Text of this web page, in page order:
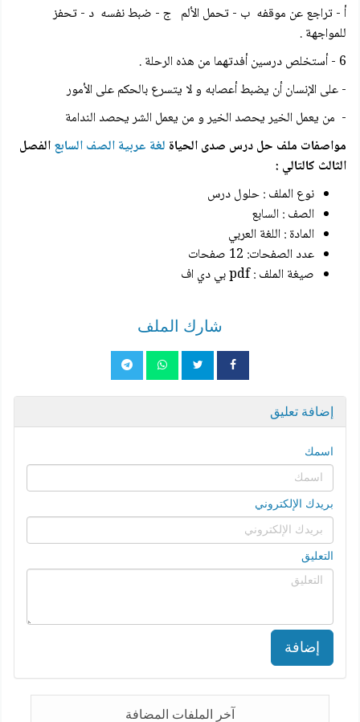
أ - تراجع عن موقفه ب - تحمل الألم ج - ضبط نفسه د - تحفز
للمواجهة .
6 - أستخلص درسين أفدتهما من هذه الرحلة .
- على الإنسان أن يضبط أعصابه و لا يتسرع بالحكم على الأمور
- من يعمل الخير يحصد الخير و من يعمل الشر يحصد الندامة
مواصفات ملف حل درس صدى الحياة لغة عربية الصف السابعالفصل
الثالث كالتالي :
نوع الملف : حلول درس
الصف : السابع
المادة : اللغة العربي
عدد الصفحات: 12 صفحات
صيغة الملف : pdf بي دي اف
شارك الملف
إضافة تعليق
اسمك
بريدك الإلكتروني
التعليق
إضافة
آخر الملفات المضافة